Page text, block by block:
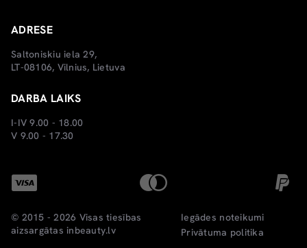
ADRESE
Saltoniskiu iela 29,
LT-08106, Vilnius, Lietuva
DARBA LAIKS
I-IV 9.00 - 18.00
V 9.00 - 17.30
© 2015 - 2026 Visas tiesības
aizsargātas inbeauty.lv
Iegādes noteikumi
Privātuma politika